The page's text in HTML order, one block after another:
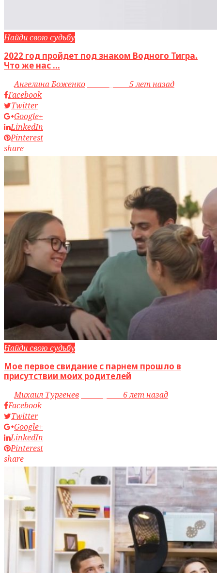
Найди свою судьбу
2022 год пройдет под знаком Водного Тигра.
Что же нас ...
byАнгелина Боженко
5 лет назад
Facebook
Twitter
Google+
LinkedIn
Pinterest
share
Найди свою судьбу
Мое первое свидание с парнем прошло в
присутствии моих родителей
byМихаил Тургенев
6 лет назад
Facebook
Twitter
Google+
LinkedIn
Pinterest
share